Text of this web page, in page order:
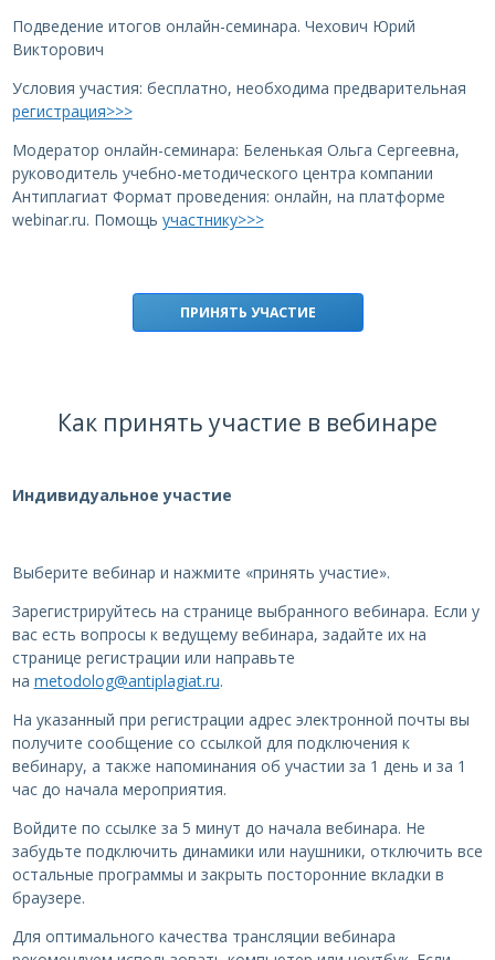
Подведение итогов онлайн-семинара. Чехович Юрий
Викторович
Условия участия: бесплатно, необходима предварительная
регистрация>>>
Модератор онлайн-семинара: Беленькая Ольга Сергеевна,
руководитель учебно-методического центра компании
Антиплагиат Формат проведения: онлайн, на платформе
webinar.ru. Помощь участнику>>>
ПРИНЯТЬ УЧАСТИЕ
Как принять участие в вебинаре
Индивидуальное участие
Выберите вебинар и нажмите «принять участие».
Зарегистрируйтесь на странице выбранного вебинара. Если у
вас есть вопросы к ведущему вебинара, задайте их на
странице регистрации или направьте
на metodolog@antiplagiat.ru.
На указанный при регистрации адрес электронной почты вы
получите сообщение со ссылкой для подключения к
вебинару, а также напоминания об участии за 1 день и за 1
час до начала мероприятия.
Войдите по ссылке за 5 минут до начала вебинара. Не
забудьте подключить динамики или наушники, отключить все
остальные программы и закрыть посторонние вкладки в
браузере.
Для оптимального качества трансляции вебинара